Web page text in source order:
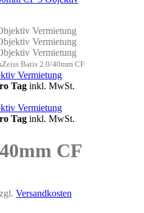
Zeiss Batis 2.0/40mm CF
Tag inkl. MwSt.
Tag inkl. MwSt.
CF
Versandkosten